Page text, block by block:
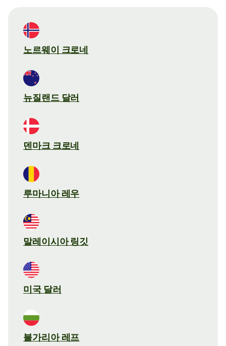
노르웨이 크로네
뉴질랜드 달러
덴마크 크로네
루마니아 레우
말레이시아 링깃
미국 달러
불가리아 레프